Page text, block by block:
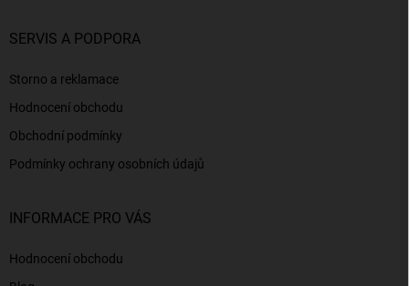
SERVIS A PODPORA
Storno a reklamace
Hodnocení obchodu
Obchodní podmínky
Podmínky ochrany osobních údajů
INFORMACE PRO VÁS
Hodnocení obchodu